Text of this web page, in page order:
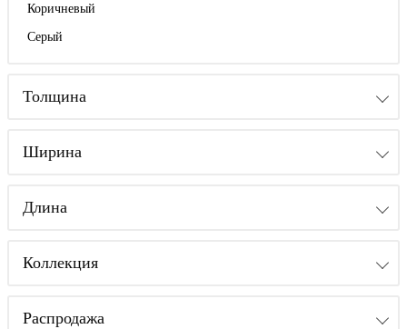
Коричневый
Серый
Толщина
Ширина
Длина
Коллекция
Распродажа